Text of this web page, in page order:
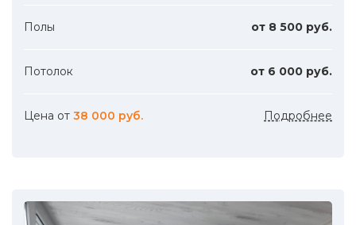
Полы от 8 500 руб.
Потолок от 6 000 руб.
Цена от 38 000 руб. Подробнее